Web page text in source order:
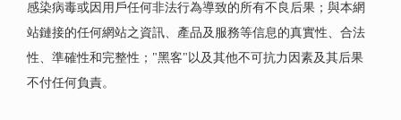
感染病毒或因用戶任何非法行為導致的所有不良后果；與本網
站鏈接的任何網站之資訊、產品及服務等信息的真實性、合法
性、準確性和完整性；"黑客"以及其他不可抗力因素及其后果
不付任何負責。